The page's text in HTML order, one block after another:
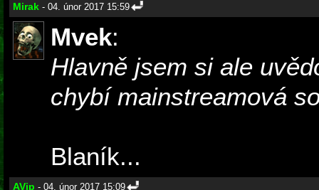
Mirak - 04. únor 2017 15:59
Mvek:
Hlavně jsem si ale
chybí mainstreamová
Blaník...
AVip - 04. únor 2017 15:09